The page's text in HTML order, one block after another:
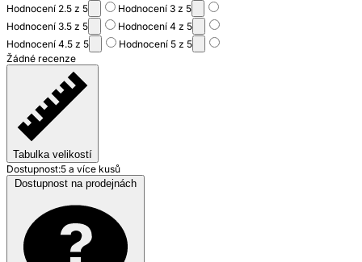
Hodnocení 2.5 z 5
Hodnocení 3 z 5
Hodnocení 3.5 z 5
Hodnocení 4 z 5
Hodnocení 4.5 z 5
Hodnocení 5 z 5
Žádné recenze
Tabulka velikostí
Dostupnost:5 a více kusů